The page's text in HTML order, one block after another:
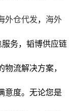
外仓代发， 海外
服务，韬博供应链
流解决方案，
意度。无论您是